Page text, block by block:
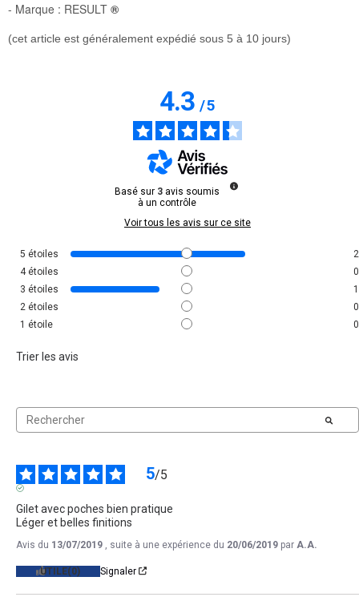
- Marque : RESULT ®
(cet article est généralement expédié sous 5 à 10 jours)
4.3/5
Basé sur 3 avis soumis
à un contrôle
Voir tous les avis sur ce site
5 étoiles
2
4 étoiles
0
3 étoiles
1
2 étoiles
0
1 étoile 0
Trier les avis
5/5
Gilet avec poches bien pratique
Léger et belles finitions
Avis du 13/07/2019 , suite à une expérience du 20/06/2019 par A.A.
UTILE(0) Signaler